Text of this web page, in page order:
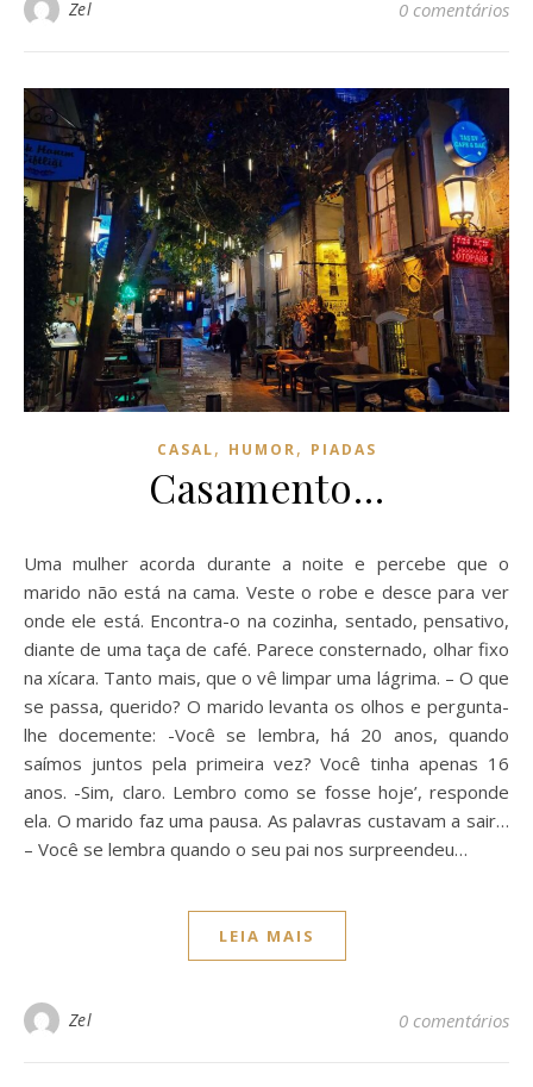
Zel 0 comentários
CASAL, HUMOR, PIADAS
Casamento…
Uma mulher acorda durante a noite e percebe que o
marido não está na cama. Veste o robe e desce para ver
onde ele está. Encontra-o na cozinha, sentado, pensativo,
diante de uma taça de café. Parece consternado, olhar fixo
na xícara. Tanto mais, que o vê limpar uma lágrima. – O que
se passa, querido? O marido levanta os olhos e pergunta-
lhe docemente: -Você se lembra, há 20 anos, quando
saímos juntos pela primeira vez? Você tinha apenas 16
anos. -Sim, claro. Lembro como se fosse hoje’, responde
ela. O marido faz uma pausa. As palavras custavam a sair…
– Você se lembra quando o seu pai nos surpreendeu…
LEIA MAIS
Zel 0 comentários